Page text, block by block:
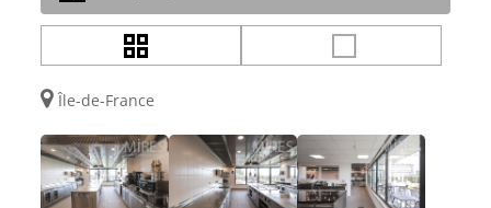
Île-de-France